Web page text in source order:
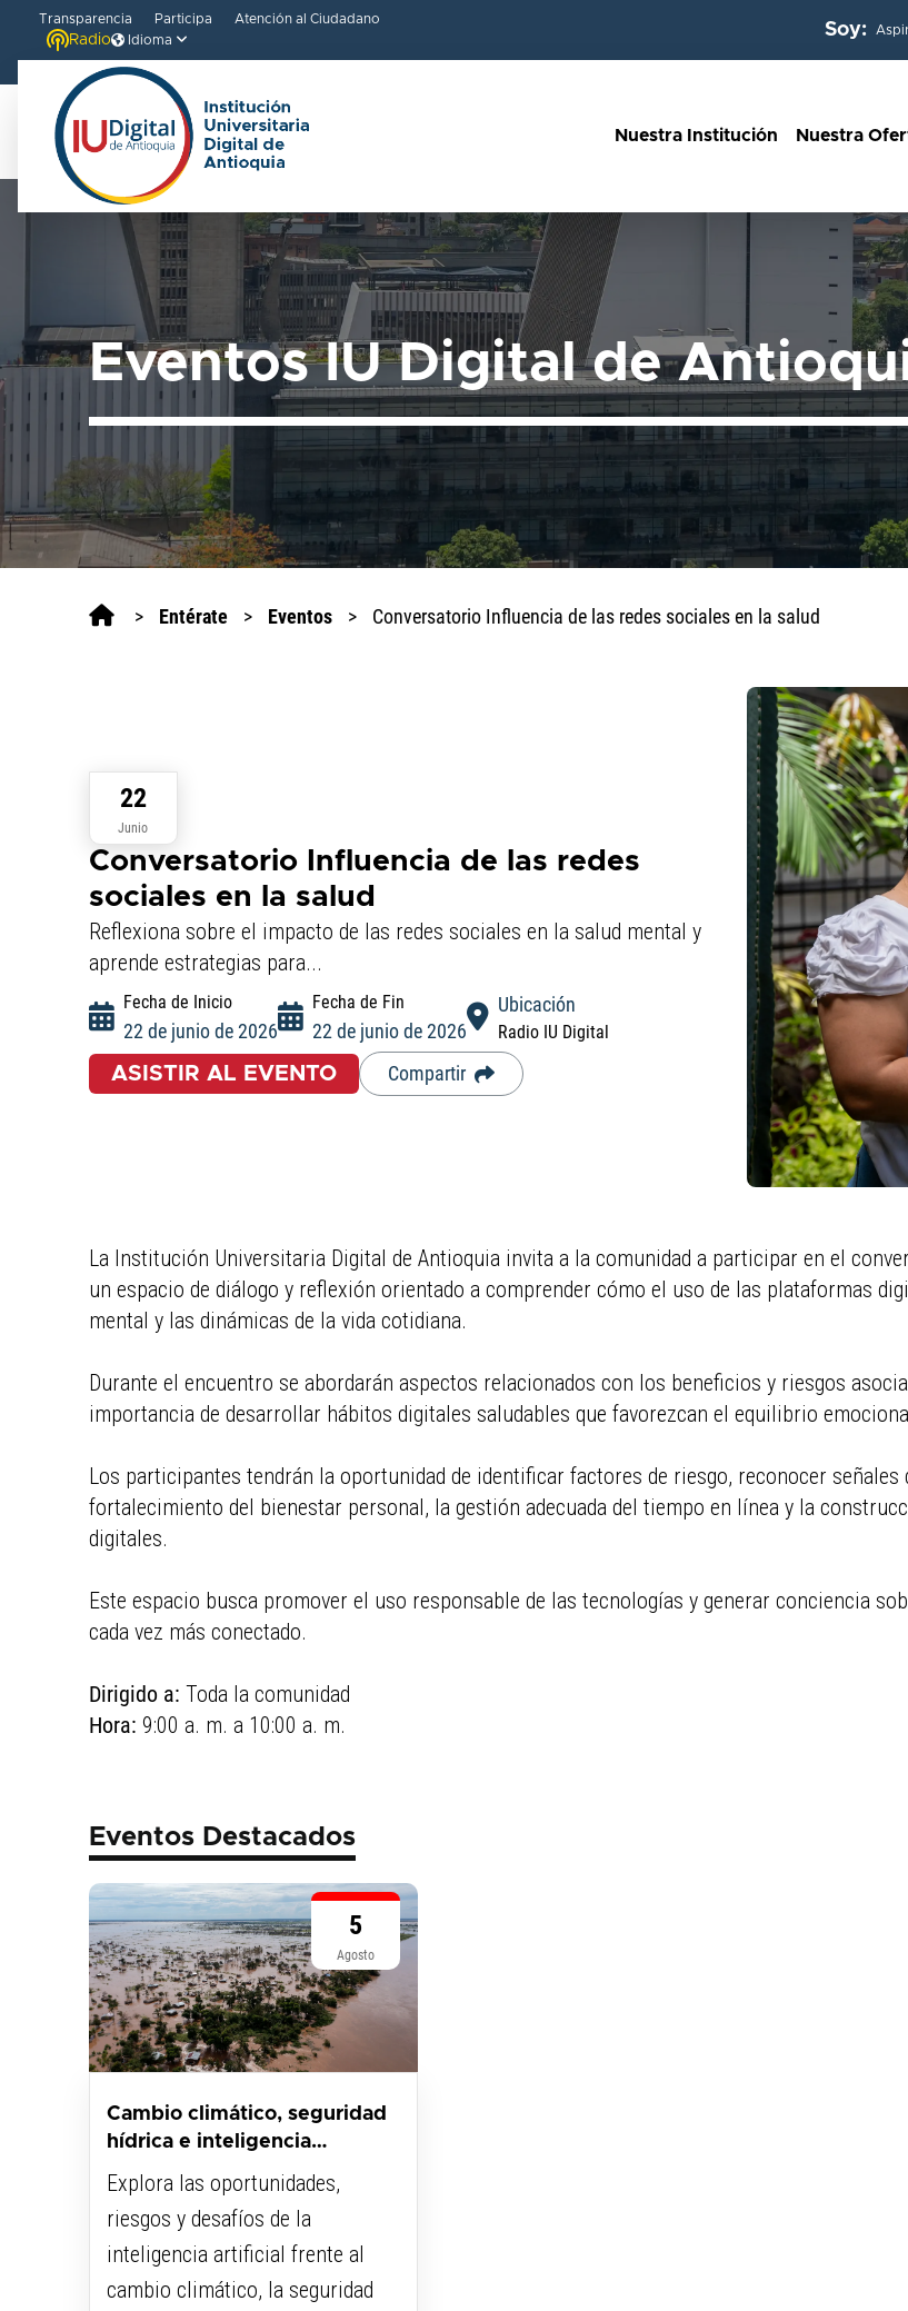
Transparencia Participa Atención al Ciudadano
Radio Idioma Soy:
Nuestra Institución Nuestra
Eventos IU Digital de
> Entérate > Eventos > Conversatorio Influencia de las redes sociales en la salud
22
Junio
Conversatorio Influencia de las redes
sociales en la salud
Reflexiona sobre el impacto de las redes sociales en la salud mental y
aprende estrategias para...
Fecha de Inicio
22 de junio de 2026
Fecha de Fin
22 de junio de 2026
Ubicación
Radio IU Digital
ASISTIR AL EVENTO Compartir
La Institución Universitaria Digital de Antioquia invita a la comunidad a participar en el
un espacio de diálogo y reflexión orientado a comprender cómo el uso de las plataformas
mental y las dinámicas de la vida cotidiana.
Durante el encuentro se abordarán aspectos relacionados con los beneficios y riesgos
importancia de desarrollar hábitos digitales saludables que favorezcan el equilibrio
Los participantes tendrán la oportunidad de identificar factores de riesgo, reconocer
fortalecimiento del bienestar personal, la gestión adecuada del tiempo en línea y la
digitales.
Este espacio busca promover el uso responsable de las tecnologías y generar conciencia
cada vez más conectado.
Dirigido a: Toda la comunidad
Hora: 9:00 a. m. a 10:00 a. m.
Eventos Destacados
5
Agosto
Cambio climático, seguridad
hídrica e inteligencia
artificial...
Explora las oportunidades,
riesgos y desafíos de la
inteligencia artificial frente al
cambio climático, la seguridad